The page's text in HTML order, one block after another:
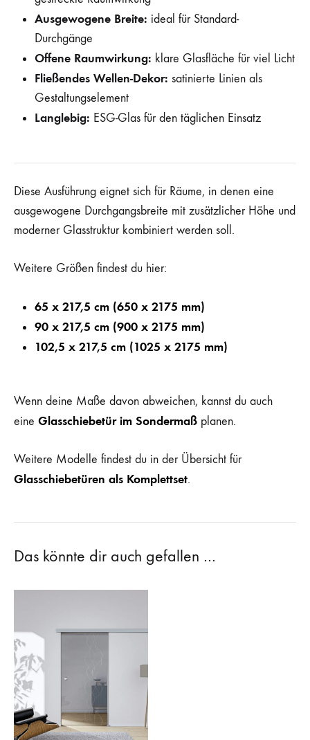
Ausgewogene Breite: ideal für Standard-
Durchgänge
Offene Raumwirkung: klare Glasfläche für viel Licht
Fließendes Wellen-Dekor: satinierte Linien als
Gestaltungselement
Langlebig: ESG-Glas für den täglichen Einsatz
Diese Ausführung eignet sich für Räume, in denen eine
ausgewogene Durchgangsbreite mit zusätzlicher Höhe und
moderner Glasstruktur kombiniert werden soll.
Weitere Größen findest du hier:
65 x 217,5 cm (650 x 2175 mm)
90 x 217,5 cm (900 x 2175 mm)
102,5 x 217,5 cm (1025 x 2175 mm)
Wenn deine Maße davon abweichen, kannst du auch
eine Glasschiebetür im Sondermaß planen.
Weitere Modelle findest du in der Übersicht für
Glasschiebetüren als Komplettset.
Das könnte dir auch gefallen …